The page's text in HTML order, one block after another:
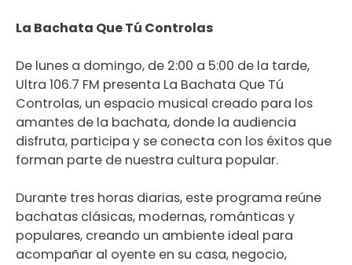
La Bachata Que Tú Controlas
De lunes a domingo, de 2:00 a 5:00 de la tarde,
Ultra 106.7 FM presenta La Bachata Que Tú
Controlas, un espacio musical creado para los
amantes de la bachata, donde la audiencia
disfruta, participa y se conecta con los éxitos que
forman parte de nuestra cultura popular.
Durante tres horas diarias, este programa reúne
bachatas clásicas, modernas, románticas y
populares, creando un ambiente ideal para
acompañar al oyente en su casa, negocio,